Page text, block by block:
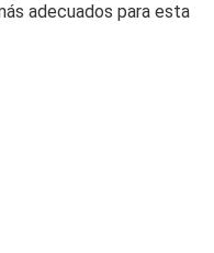
adecuados para esta